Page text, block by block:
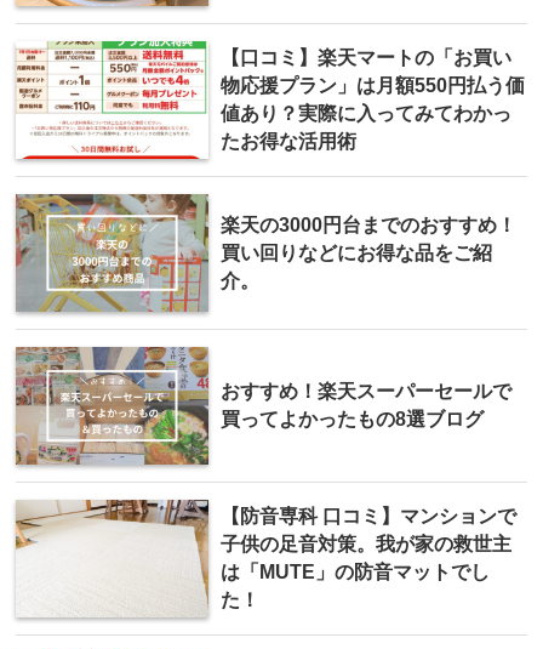
【口コミ】楽天マートの「お買い
物応援プラン」は月額550円払う価
値あり？実際に入ってみてわかっ
たお得な活用術
楽天の3000円台までのおすすめ！
買い回りなどにお得な品をご紹
介。
おすすめ！楽天スーパーセールで
買ってよかったもの8選ブログ
【防音専科 口コミ】マンションで
子供の足音対策。我が家の救世主
は「MUTE」の防音マットでし
た！